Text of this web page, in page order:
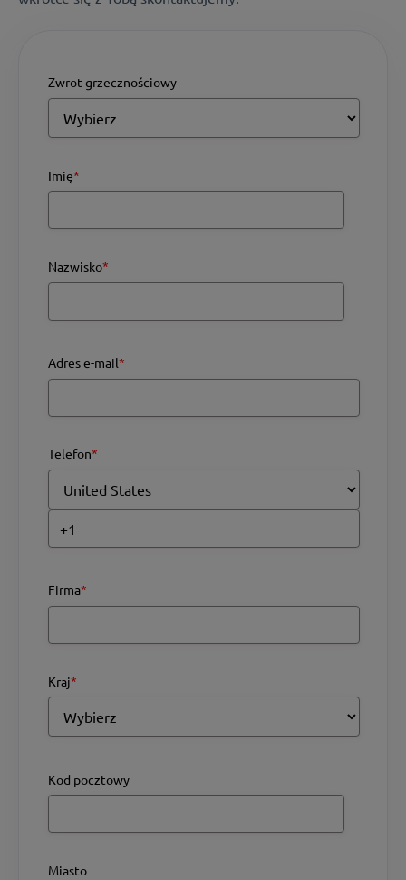
Zwrot grzecznościowy
Imię*
Nazwisko*
Adres e-mail*
Telefon*
Firma*
Kraj*
Kod pocztowy
Miasto